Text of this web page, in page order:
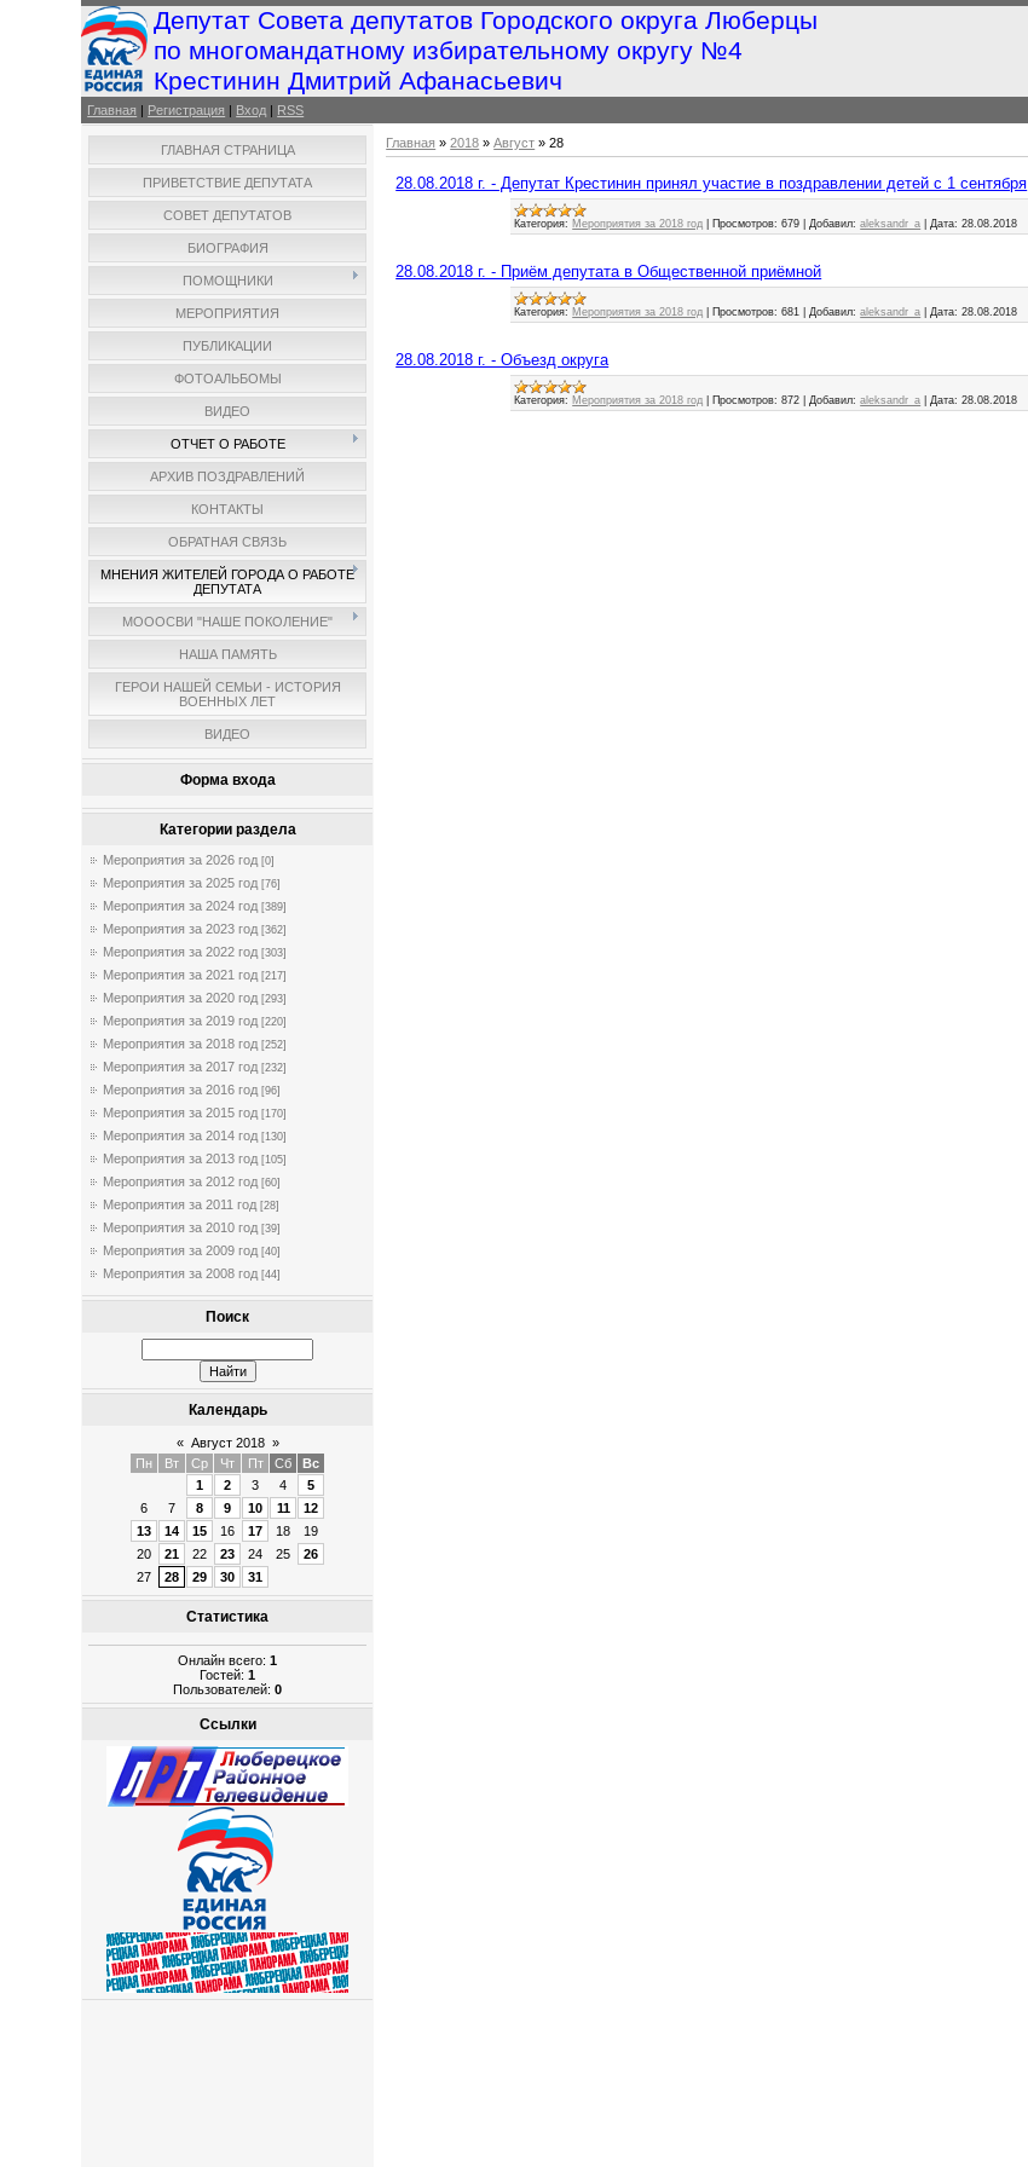
Депутат Совета депутатов Городского округа Люберцы
по многомандатному избирательному округу №4
Крестинин Дмитрий Афанасьевич
Главная | Регистрация | Вход | RSS
ГЛАВНАЯ СТРАНИЦА
ПРИВЕТСТВИЕ ДЕПУТАТА
СОВЕТ ДЕПУТАТОВ
БИОГРАФИЯ
ПОМОЩНИКИ
МЕРОПРИЯТИЯ
ПУБЛИКАЦИИ
ФОТОАЛЬБОМЫ
ВИДЕО
ОТЧЕТ О РАБОТЕ
АРХИВ ПОЗДРАВЛЕНИЙ
КОНТАКТЫ
ОБРАТНАЯ СВЯЗЬ
МНЕНИЯ ЖИТЕЛЕЙ ГОРОДА О РАБОТЕ
ДЕПУТАТА
МОООСВИ "НАШЕ ПОКОЛЕНИЕ"
НАША ПАМЯТЬ
ГЕРОИ НАШЕЙ СЕМЬИ - ИСТОРИЯ
ВОЕННЫХ ЛЕТ
ВИДЕО
Форма входа
Категории раздела
Мероприятия за 2026 год [0]
Мероприятия за 2025 год [76]
Мероприятия за 2024 год [389]
Мероприятия за 2023 год [362]
Мероприятия за 2022 год [303]
Мероприятия за 2021 год [217]
Мероприятия за 2020 год [293]
Мероприятия за 2019 год [220]
Мероприятия за 2018 год [252]
Мероприятия за 2017 год [232]
Мероприятия за 2016 год [96]
Мероприятия за 2015 год [170]
Мероприятия за 2014 год [130]
Мероприятия за 2013 год [105]
Мероприятия за 2012 год [60]
Мероприятия за 2011 год [28]
Мероприятия за 2010 год [39]
Мероприятия за 2009 год [40]
Мероприятия за 2008 год [44]
Поиск
Календарь
« Август 2018 »
Пн
Вт Ср Чт Пт Сб
Вс
1
2 3 4
5
6
7 8 9 10 11
12
13
14 15 16 17 18
19
20
21 22 23 24 25
26
27
28 29 30 31
Статистика
Онлайн всего:1
Гостей:1
Пользователей:0
Ссылки
Главная »2018 » Август » 28
28.08.2018 г. - Депутат Крестинин принял участие в поздравлении детей с 1 сентября
Категория: Мероприятия за 2018 год Просмотров: 679 Добавил: aleksandr_a Дата: 28.08.2018
28.08.2018 г. - Приём депутата в Общественной приёмной
Категория: Мероприятия за 2018 год Просмотров: 681 Добавил: aleksandr_a Дата: 28.08.2018
28.08.2018 г. - Объезд округа
Категория: Мероприятия за 2018 год Просмотров: 872 Добавил: aleksandr_a Дата: 28.08.2018